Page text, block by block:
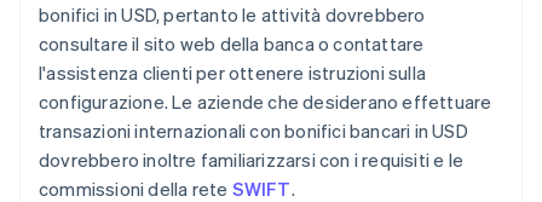
bonifici in USD, pertanto le attività dovrebbero
consultare il sito web della banca o contattare
l'assistenza clienti per ottenere istruzioni sulla
configurazione. Le aziende che desiderano effettuare
transazioni internazionali con bonifici bancari in USD
dovrebbero inoltre familiarizzarsi con i requisiti e le
commissioni della rete SWIFT.